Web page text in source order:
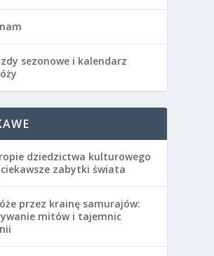
sezonowe i kalendarz
dziedzictwa kulturowego
zabytki świata
przez krainę samurajów:
mitów i tajemnic